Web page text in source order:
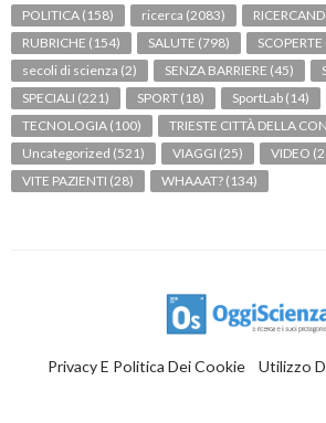
POLITICA (158) ricerca (2083)
RUBRICHE (154) SALUTE (798) SCOPERTE
secoli di scienza (2) SENZA BARRIERE (45)
SPECIALI (221) SPORT (18) SportLab (14)
TECNOLOGIA (100) TRIESTE CITTÀ DELLA
Uncategorized (521) VIAGGI (25) VIDEO
VITE PAZIENTI (28) WHAAAT? (134)
Privacy E Politica Dei Cookie Utilizzo